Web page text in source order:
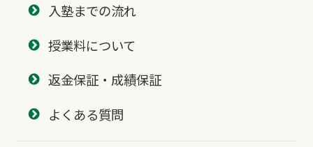
入塾までの流れ
授業料について
返金保証・成績保証
よくある質問